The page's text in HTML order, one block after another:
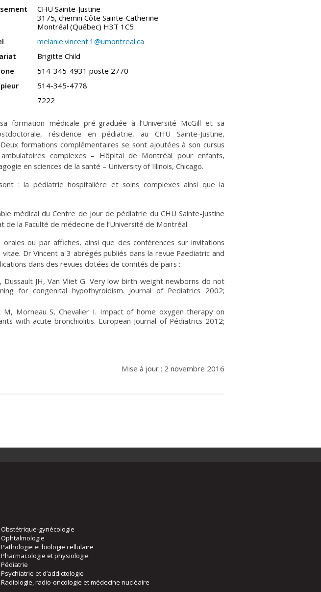
CHU Sainte-Justine
3175, chemin Côte Sainte-Catherine
Montréal (Québec) H3T 1C5
melanie.vincent.1@umontreal.ca
Brigitte Child
514-345-4931 poste 2770
514-345-4778
7222
formation médicale pré-graduée à l’Université McGill et sa
résidence en pédiatrie, au CHU Sainte-Justine,
formations complémentaires se sont ajoutées à son cursus
complexes – Hôpital de Montréal pour enfants,
en sciences de la santé – University of Illinois, Chicago.
: la pédiatrie hospitalière et soins complexes ainsi que la
médical du Centre de jour de pédiatrie du CHU Sainte-Justine
de la Faculté de médecine de l’Université de Montréal.
orales ou par affiches, ainsi que des conférences sur invitations
Dr Vincent a 3 abrégés publiés dans la revue Paediatric and
dans des revues dotées de comités de pairs :
Dussault JH, Van Vliet G. Very low birth weight newborns do not
for congenital hypothyroidism. Journal of Pediatrics 2002;
M, Morneau S, Chevalier I. Impact of home oxygen therapy on
with acute bronchiolitis. European Journal of Pédiatrics 2012;
Mise à jour : 2 novembre 2016
Obstétrique-gynécologie
Ophtalmologie
Pathologie et biologie cellulaire
Pharmacologie et physiologie
Pédiatrie
Psychiatrie et d’addictologie
Radiologie, radio-oncologie et médecine nucléaire